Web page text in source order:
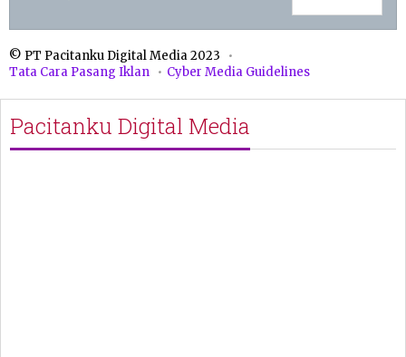
© PT Pacitanku Digital Media 2023
Tata Cara Pasang Iklan
Cyber Media Guidelines
Pacitanku Digital Media